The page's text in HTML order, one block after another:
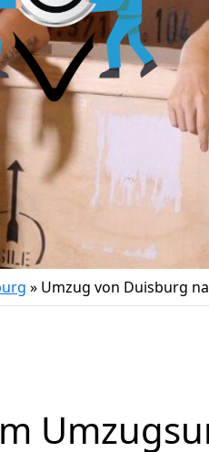
» Umzug von Duisburg